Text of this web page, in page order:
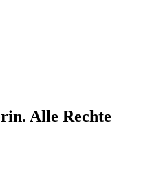
Alle Rechte